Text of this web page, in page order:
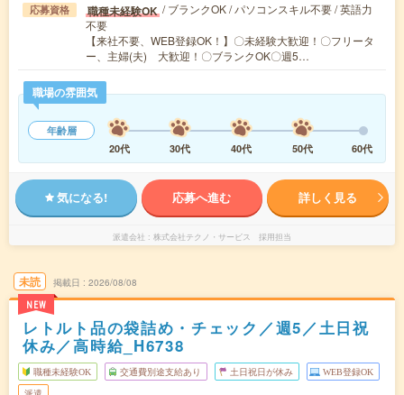
応募資格 職種未経験OK / ブランクOK / パソコンスキル不要 / 英語力
不要
【来社不要、WEB登録OK！】〇未経験大歓迎！〇フリータ
ー、主婦(夫) 大歓迎！〇ブランクOK〇週5…
職場の雰囲気
年齢層
20代
30代 40代 50代 60代
気になる! 応募へ進む 詳しく見る
派遣会社 株式会社テクノ・サービス 採用担当
未読
NEW
掲載日 2026/08/08
レトルト品の袋詰め・チェック／週5／土日祝
休み／高時給_H6738
職種未経験OK 交通費別途支給あり 土日祝日が休み WEB登録OK
派遣